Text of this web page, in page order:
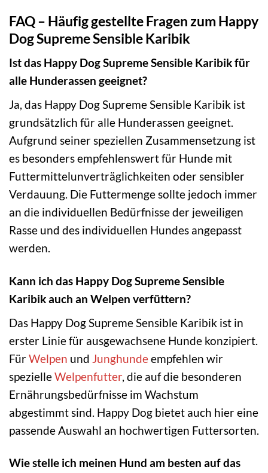
FAQ – Häufig gestellte Fragen zum Happy
Dog Supreme Sensible Karibik
Ist das Happy Dog Supreme Sensible Karibik für
alle Hunderassen geeignet?
Ja, das Happy Dog Supreme Sensible Karibik ist
grundsätzlich für alle Hunderassen geeignet.
Aufgrund seiner speziellen Zusammensetzung ist
es besonders empfehlenswert für Hunde mit
Futtermittelunverträglichkeiten oder sensibler
Verdauung. Die Futtermenge sollte jedoch immer
an die individuellen Bedürfnisse der jeweiligen
Rasse und des individuellen Hundes angepasst
werden.
Kann ich das Happy Dog Supreme Sensible
Karibik auch an Welpen verfüttern?
Das Happy Dog Supreme Sensible Karibik ist in
erster Linie für ausgewachsene Hunde konzipiert.
FürWelpen und Junghundeempfehlen wir
spezielleWelpenfutter, die auf die besonderen
Ernährungsbedürfnisse im Wachstum
abgestimmt sind. Happy Dog bietet auch hier eine
passende Auswahl an hochwertigen Futtersorten.
Wie stelle ich meinen Hund am besten auf das